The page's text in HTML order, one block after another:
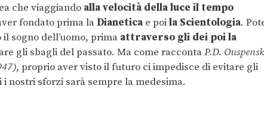
che viaggiando alla velocità della luce il tempo
fondato prima laDianetica e poila Scientologia.
sogno dell’uomo, prima attraverso gli dei poi la
gli sbagli del passato. Ma come raccontaP.D.
, proprio aver visto il futuro ci impedisce di evitare gli
nostri sforzi sarà sempre la medesima.